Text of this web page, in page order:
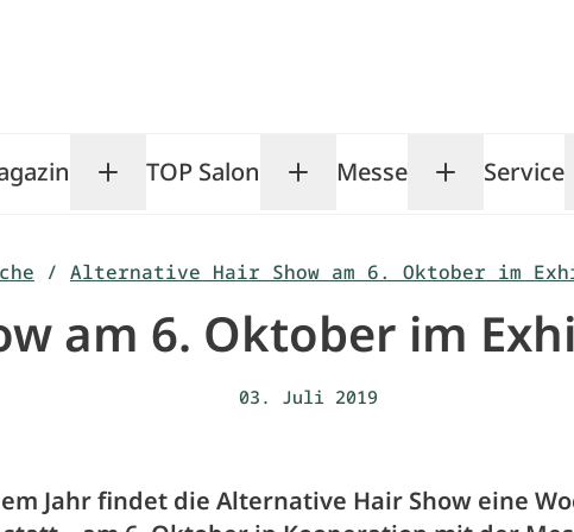
Toggle Magazin submenu
TOP Salon Toggle TOP Salon
Messe ToggleService
/ Alternative Hair Show am 6. Oktober im
am 6. Oktober im
03. Juli 2019
Jahr findet die Alternative Hair Show eine